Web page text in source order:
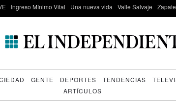
Ingreso Mínimo Vital Una nueva vida Valle Salvaje
GENTE DEPORTES TENDENCIAS
ARTÍCULOS